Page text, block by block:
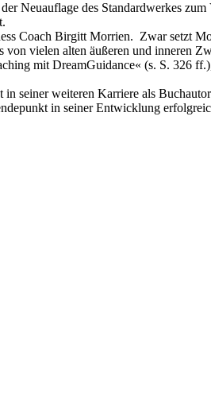
Neuauflage des Standardwerkes
Coach Birgitt Morrien. Zwar setzt
vielen alten äußeren und inneren
mit DreamGuidance« (s. S. 326
seiner weiteren Karriere als
in seiner Entwicklung